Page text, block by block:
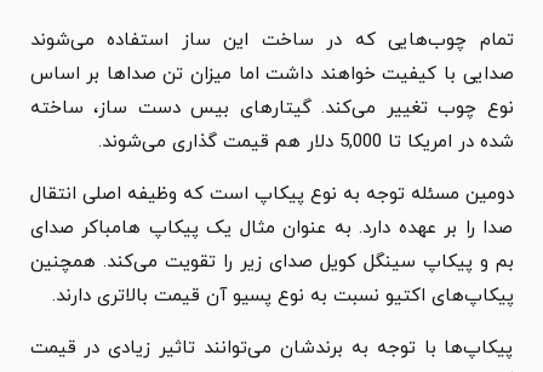
تمام چوب‌هایی که در ساخت این ساز استفاده می‌شوند
صدایی با کیفیت خواهند داشت اما میزان تن صداها بر اساس
نوع چوب تغییر می‌کند. گیتارهای بیس دست ساز، ساخته
شده در امریکا تا 5,000 دلار هم قیمت گذاری می‌شوند.
دومین مسئله توجه به نوع پیکاپ است که وظیفه اصلی انتقال
صدا را بر عهده دارد. به عنوان مثال یک پیکاپ هامباکر صدای
بم و پیکاپ سینگل کویل صدای زیر را تقویت می‌کند. همچنین
پیکاپ‌های اکتیو نسبت به نوع پسیو آن قیمت بالاتری دارند.
پیکاپ‌ها با توجه به برندشان می‌توانند تاثیر زیادی در قیمت